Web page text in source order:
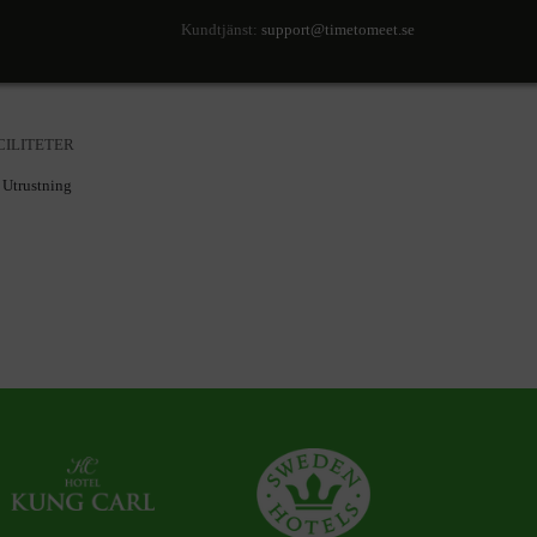
Kundtjänst: support@timetomeet.se
SÖK TILLGÄNGLIGHET
Utrustning